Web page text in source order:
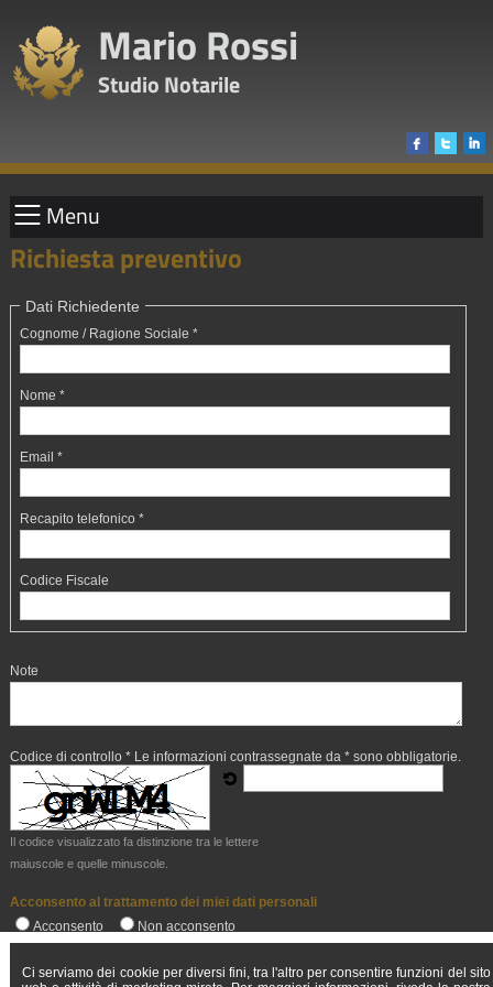
Ci serviamo dei cookie per diversi fini, tra l'altro per consentire funzioni del sito
Mario Rossi
Studio Notarile
Menu
Richiesta preventivo
Dati Richiedente
Cognome / Ragione Sociale *
Nome *
Email *
Recapito telefonico *
Codice Fiscale
Note
Codice di controllo *
Il codice visualizzato fa distinzione tra le lettere
maiuscole e quelle minuscole.
Le informazioni contrassegnate da * sono obbligatorie.
Acconsento al trattamento dei miei dati personali
Acconsento
Non acconsento
Invio mail non attivo in modalità demo